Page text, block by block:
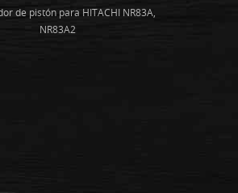
de pistón para HITACHI NR83A,
NR83A2